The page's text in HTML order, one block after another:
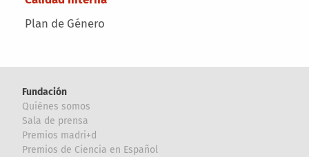
Plan de Género
Fundación
Quiénes somos
Sala de prensa
Premios madri+d
Premios de Ciencia en Español